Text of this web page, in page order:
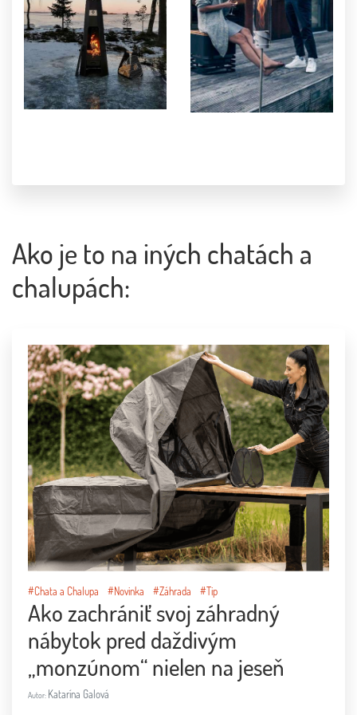
Ako je to na iných chatách a
chalupách:
#Chata a Chalupa #Novinka #Záhrada #Tip
Ako zachrániť svoj záhradný
nábytok pred daždivým
„monzúnom“ nielen na jeseň
Autor:Katarína Galová